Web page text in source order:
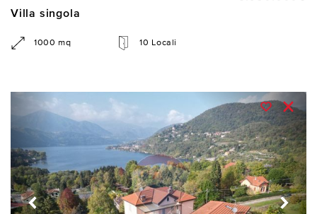
Villa singola
1000 mq 10 Locali